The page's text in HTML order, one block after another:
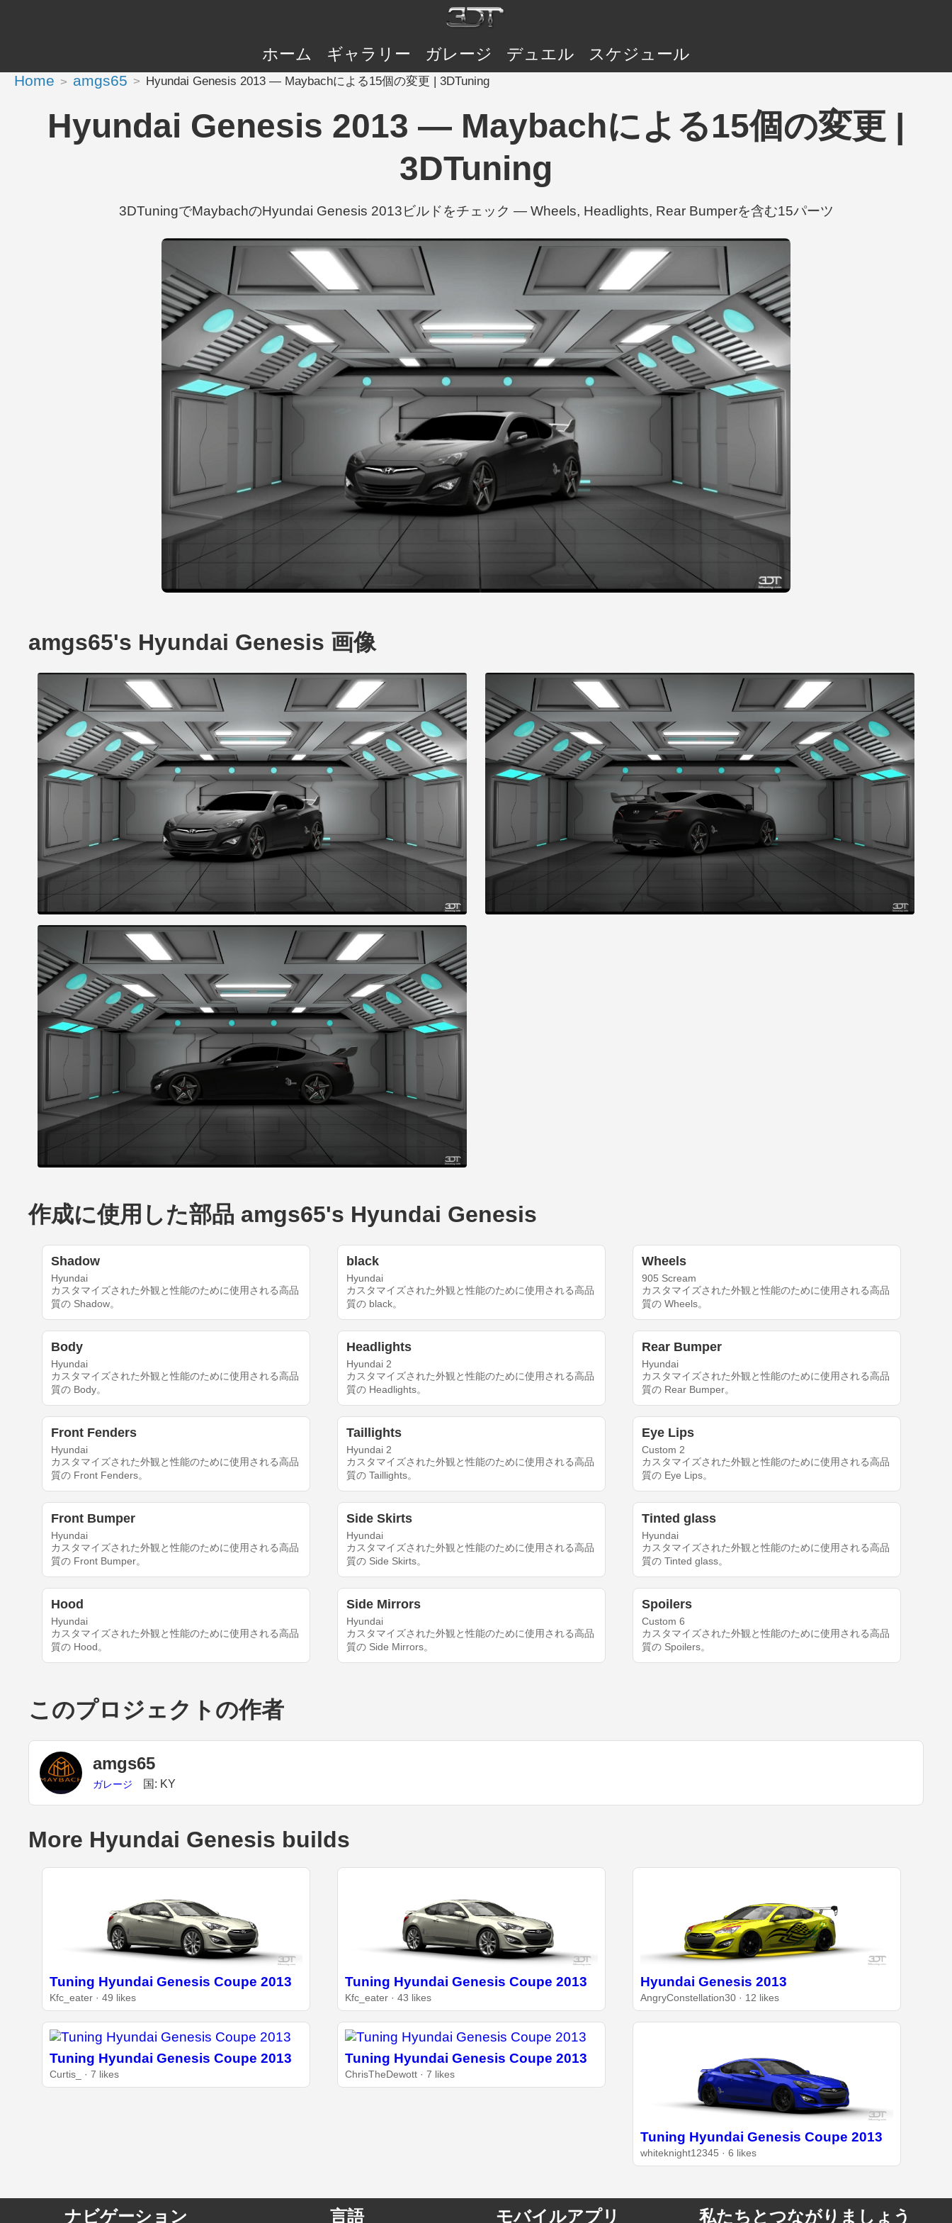
ホーム ギャラリー ガレージ デュエル スケジュール
Home amgs65 Hyundai Genesis 2013 — Maybachによる15個の変更 | 3DTuning
Hyundai Genesis 2013 — Maybachによる15個の変更 |
3DTuning
3DTuningでMaybachのHyundai Genesis 2013ビルドをチェック — Wheels, Headlights, Rear Bumperを含む15パーツ
amgs65's Hyundai Genesis 画像
作成に使用した部品 amgs65's Hyundai Genesis
Shadow
Hyundai
カスタマイズされた外観と性能のために使用される高品
質の Shadow。
black
Hyundai
カスタマイズされた外観と性能のために使用される高品
質の black。
Wheels
905 Scream
カスタマイズされた外観と性能のために使用される高品
質の Wheels。
Body
Hyundai
カスタマイズされた外観と性能のために使用される高品
質の Body。
Headlights
Hyundai 2
カスタマイズされた外観と性能のために使用される高品
質の Headlights。
Rear Bumper
Hyundai
カスタマイズされた外観と性能のために使用される高品
質の Rear Bumper。
Front Fenders
Hyundai
カスタマイズされた外観と性能のために使用される高品
質の Front Fenders。
Taillights
Hyundai 2
カスタマイズされた外観と性能のために使用される高品
質の Taillights。
Eye Lips
Custom 2
カスタマイズされた外観と性能のために使用される高品
質の Eye Lips。
Front Bumper
Hyundai
カスタマイズされた外観と性能のために使用される高品
質の Front Bumper。
Side Skirts
Hyundai
カスタマイズされた外観と性能のために使用される高品
質の Side Skirts。
Tinted glass
Hyundai
カスタマイズされた外観と性能のために使用される高品
質の Tinted glass。
Hood
Hyundai
カスタマイズされた外観と性能のために使用される高品
質の Hood。
Side Mirrors
Hyundai
カスタマイズされた外観と性能のために使用される高品
質の Side Mirrors。
Spoilers
Custom 6
カスタマイズされた外観と性能のために使用される高品
質の Spoilers。
このプロジェクトの作者
amgs65
ガレージ 国: KY
More Hyundai Genesis builds
Tuning Hyundai Genesis Coupe 2013
Kfc_eater · 49 likes
Tuning Hyundai Genesis Coupe 2013
Kfc_eater · 43 likes
Hyundai Genesis 2013
AngryConstellation30 · 12 likes
Tuning Hyundai Genesis Coupe 2013
Curtis_ · 7 likes
Tuning Hyundai Genesis Coupe 2013
ChrisTheDewott · 7 likes
Tuning Hyundai Genesis Coupe 2013
whiteknight12345 · 6 likes
ナビゲーション 言語 モバイルアプリ 私たちとつながりましょう